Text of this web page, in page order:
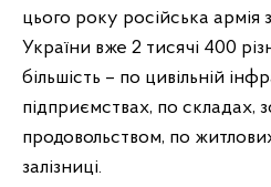
цього року російська армія
України вже 2 тисячі 400
більшість – по цивільній
підприємствах, по складах,
продовольством, по
залізниці.